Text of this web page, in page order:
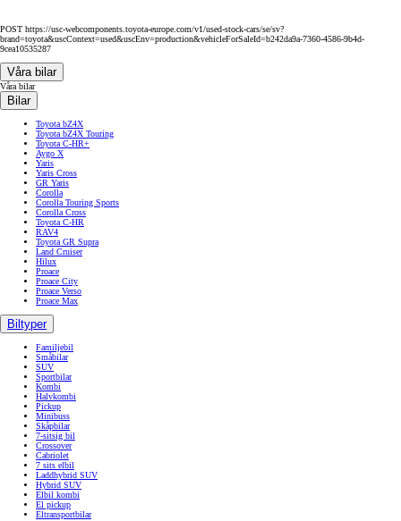
POST https://usc-webcomponents.toyota-europe.com/v1/used-stock-cars/se/sv?
brand=toyota&uscContext=used&uscEnv=production&vehicleForSaleId=b242da9a-7360-4586-9b4d-
9cea10535287
Våra bilar
Våra bilar
Bilar
Toyota bZ4X
Toyota bZ4X Touring
Toyota C-HR+
Aygo X
Yaris
Yaris Cross
GR Yaris
Corolla
Corolla Touring Sports
Corolla Cross
Toyota C-HR
RAV4
Toyota GR Supra
Land Cruiser
Hilux
Proace
Proace City
Proace Verso
Proace Max
Biltyper
Familjebil
Småbilar
SUV
Sportbilar
Kombi
Halvkombi
Pickup
Minibuss
Skåpbilar
7-sitsig bil
Crossover
Cabriolet
7 sits elbil
Laddhybrid SUV
Hybrid SUV
Elbil kombi
El pickup
Eltransportbilar